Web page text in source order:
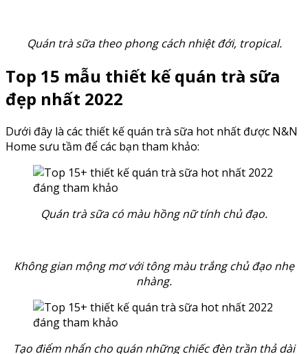
Quán trà sữa theo phong cách nhiệt đới, tropical.
Top 15 mẫu thiết kế quán trà sữa
đẹp nhất 2022
Dưới đây là các thiết kế quán trà sữa hot nhất được N&N
Home sưu tầm để các bạn tham khảo:
Quán trà sữa có màu hồng nữ tính chủ đạo.
Không gian mộng mơ với tông màu trắng chủ đạo nhẹ
nhàng.
Tạo điểm nhẩn cho quán những chiếc đèn trần thả dài